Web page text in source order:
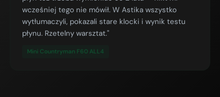
wcześniej tego nie mówił. W Astika wszystko
wytłumaczyli, pokazali stare klocki i wynik testu
płynu. Rzetelny warsztat."
Mini Countryman F60 ALL4